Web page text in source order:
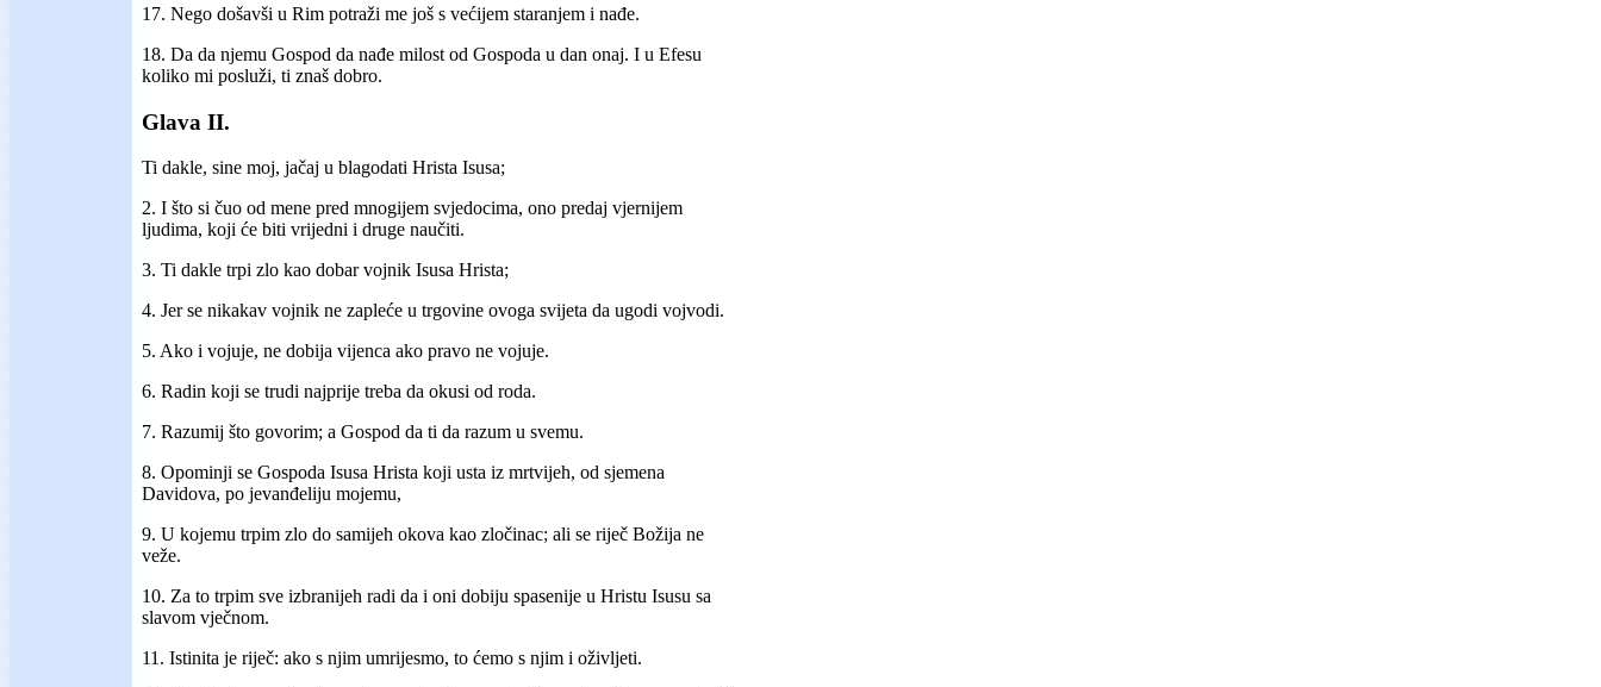
17. Nego došavši u Rim potraži me još s većijem staranjem i nađe.
18. Da da njemu Gospod da nađe milost od Gospoda u dan onaj. I u Efesu
koliko mi posluži, ti znaš dobro.
Glava II.
Ti dakle, sine moj, jačaj u blagodati Hrista Isusa;
2. I što si čuo od mene pred mnogijem svjedocima, ono predaj vjernijem
ljudima, koji će biti vrijedni i druge naučiti.
3. Ti dakle trpi zlo kao dobar vojnik Isusa Hrista;
4. Jer se nikakav vojnik ne zapleće u trgovine ovoga svijeta da ugodi vojvodi.
5. Ako i vojuje, ne dobija vijenca ako pravo ne vojuje.
6. Radin koji se trudi najprije treba da okusi od roda.
7. Razumij što govorim; a Gospod da ti da razum u svemu.
8. Opominji se Gospoda Isusa Hrista koji usta iz mrtvijeh, od sjemena
Davidova, po jevanđeliju mojemu,
9. U kojemu trpim zlo do samijeh okova kao zločinac; ali se riječ Božija ne
veže.
10. Za to trpim sve izbranijeh radi da i oni dobiju spasenije u Hristu Isusu sa
slavom vječnom.
11. Istinita je riječ: ako s njim umrijesmo, to ćemo s njim i oživljeti.